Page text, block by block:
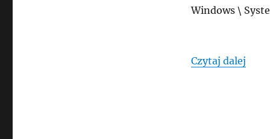
Windows \
Czytaj dalej